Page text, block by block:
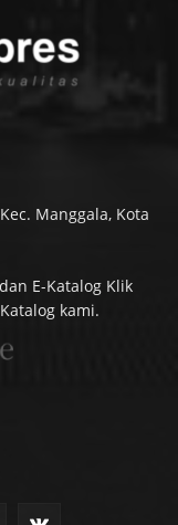
Manggala, Kota
E-Katalog Klik
kami.